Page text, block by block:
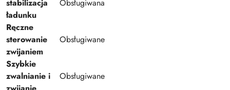
stabilizacja
ładunku
Obsługiwana
Ręczne
sterowanie
zwijaniem
Obsługiwane
Szybkie
zwalnianie i
Obsługiwane